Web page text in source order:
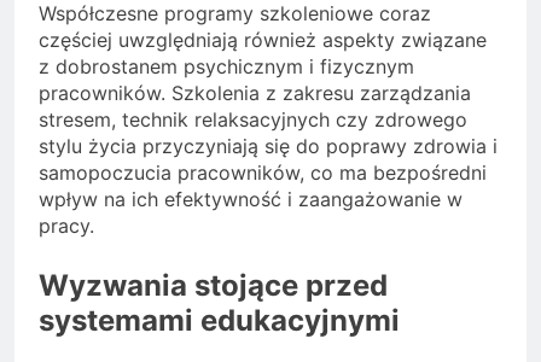
Współczesne programy szkoleniowe coraz
częściej uwzględniają również aspekty związane
z dobrostanem psychicznym i fizycznym
pracowników. Szkolenia z zakresu zarządzania
stresem, technik relaksacyjnych czy zdrowego
stylu życia przyczyniają się do poprawy zdrowia i
samopoczucia pracowników, co ma bezpośredni
wpływ na ich efektywność i zaangażowanie w
pracy.
Wyzwania stojące przed
systemami edukacyjnymi